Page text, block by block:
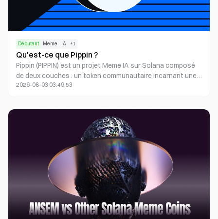
Débutant Meme IA +1
Qu'est-ce que Pippin ?
Pippin (PIPPIN) est un projet Meme IA sur Solana composé
de deux couches : un token communautaire incarnant une
licorne, ainsi qu’un framework open source dédié aux rôles,
et la concentration de l’offre, sans tenir compte des récits
2026-08-03 03:49:53